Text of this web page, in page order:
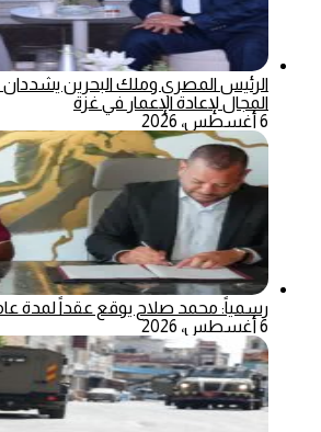
الرئيس المصري وملك البحرين
المجال لإعادة الإعمار في غزة
6 أغسطس، 2026
رسمياً: محمد صلاح يوقع عقداً لمدة
6 أغسطس، 2026